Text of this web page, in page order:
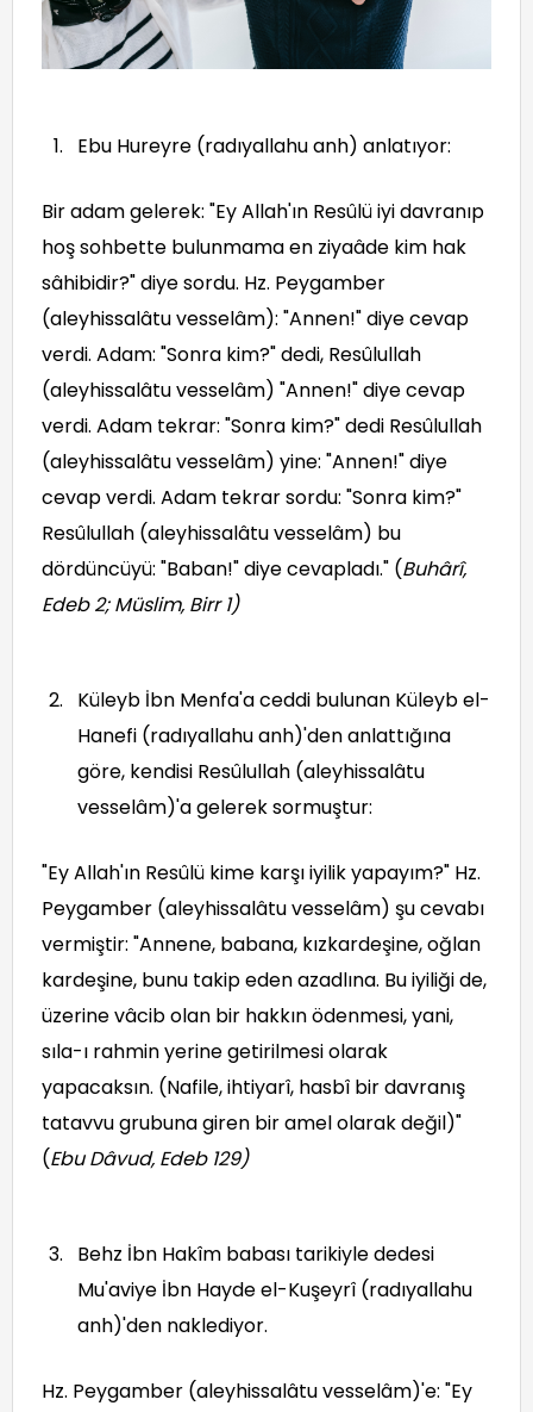
Ebu Hureyre (radıyallahu anh) anlatıyor:
Bir adam gelerek: "Ey Allah'ın Resûlü iyi davranıp
hoş sohbette bulunmama en ziyaâde kim hak
sâhibidir?" diye sordu. Hz. Peygamber
(aleyhissalâtu vesselâm): "Annen!" diye cevap
verdi. Adam: "Sonra kim?" dedi, Resûlullah
(aleyhissalâtu vesselâm) "Annen!" diye cevap
verdi. Adam tekrar: "Sonra kim?" dedi Resûlullah
(aleyhissalâtu vesselâm) yine: "Annen!" diye
cevap verdi. Adam tekrar sordu: "Sonra kim?"
Resûlullah (aleyhissalâtu vesselâm) bu
dördüncüyü: "Baban!" diye cevapladı." (Buhârî,
Edeb 2; Müslim, Birr 1)
Küleyb İbn Menfa'a ceddi bulunan Küleyb el-
Hanefi (radıyallahu anh)'den anlattığına
göre, kendisi Resûlullah (aleyhissalâtu
vesselâm)'a gelerek sormuştur:
"Ey Allah'ın Resûlü kime karşı iyilik yapayım?" Hz.
Peygamber (aleyhissalâtu vesselâm) şu cevabı
vermiştir: "Annene, babana, kızkardeşine, oğlan
kardeşine, bunu takip eden azadlına. Bu iyiliği de,
üzerine vâcib olan bir hakkın ödenmesi, yani,
sıla-ı rahmin yerine getirilmesi olarak
yapacaksın. (Nafile, ihtiyarî, hasbî bir davranış
tatavvu grubuna giren bir amel olarak değil)"
(Ebu Dâvud, Edeb 129)
Behz İbn Hakîm babası tarikiyle dedesi
Mu'aviye İbn Hayde el-Kuşeyrî (radıyallahu
anh)'den naklediyor.
Hz. Peygamber (aleyhissalâtu vesselâm)'e: "Ey